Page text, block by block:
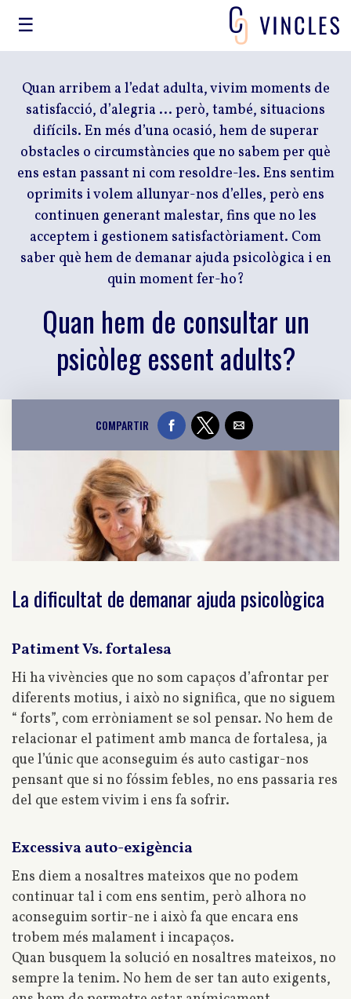
☰
Quan arribem a l’edat adulta, vivim moments de
satisfacció, d’alegria ... però, també, situacions
difícils. En més d’una ocasió, hem de superar
obstacles o circumstàncies que no sabem per què
ens estan passant ni com resoldre-les. Ens sentim
oprimits i volem allunyar-nos d’elles, però ens
continuen generant malestar, fins que no les
acceptem i gestionem satisfactòriament. Com
saber què hem de demanar ajuda psicològica i en
quin moment fer-ho?
Quan hem de consultar un
psicòleg essent adults?
COMPARTIR
La dificultat de demanar ajuda psicològica
Patiment Vs. fortalesa
Hi ha vivències que no som capaços d’afrontar per
diferents motius, i això no significa, que no siguem
“ forts”, com erròniament se sol pensar. No hem de
relacionar el patiment amb manca de fortalesa, ja
que l’únic que aconseguim és auto castigar-nos
pensant que si no fóssim febles, no ens passaria res
del que estem vivim i ens fa sofrir.
Excessiva auto-exigència
Ens diem a nosaltres mateixos que no podem
continuar tal i com ens sentim, però alhora no
aconseguim sortir-ne i això fa que encara ens
trobem més malament i incapaços.
Quan busquem la solució en nosaltres mateixos, no
sempre la tenim. No hem de ser tan auto exigents,